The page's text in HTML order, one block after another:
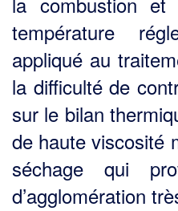
température
appliqué au
la difficulté de
sur le bilan
de haute viscosité
séchage qui
d’agglomération